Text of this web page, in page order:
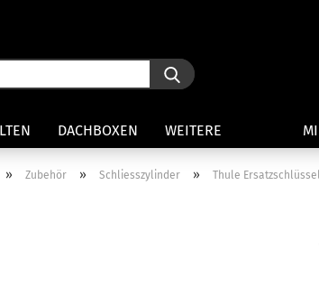
DACHBOXEN WEITERE
Kajak
Träger
» Zubehör » Schliesszylinder » Thule